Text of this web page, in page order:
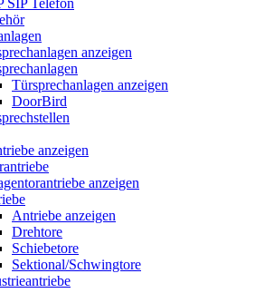
anzeigen
Türsprechanlagen anzeigen
DoorBird
anzeigen
anzeigen
Antriebe anzeigen
Drehtore
Schiebetore
Sektional/Schwingtore